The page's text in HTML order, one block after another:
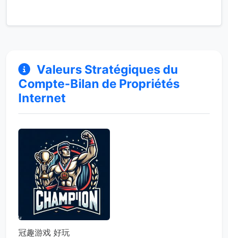
Valeurs Stratégiques du
Compte-Bilan de Propriétés
Internet
冠趣游戏 好玩